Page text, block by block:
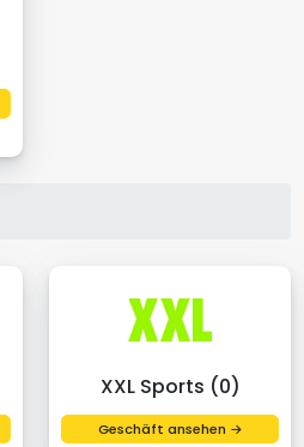
XXL Sports (0)
Geschäft ansehen →